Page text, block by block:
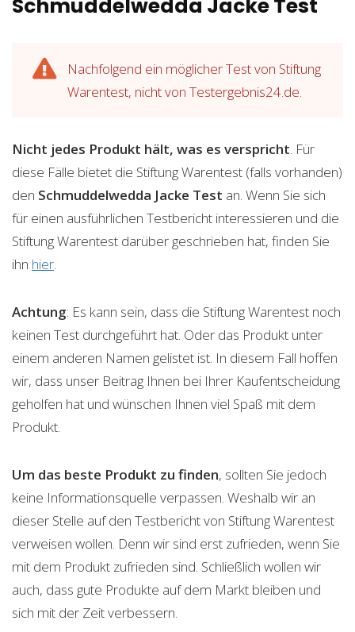
Schmuddelwedda Jacke Test
Nachfolgend ein möglicher Test von Stiftung
Warentest, nicht von Testergebnis24.de.
Nicht jedes Produkt hält, was es verspricht. Für
diese Fälle bietet die Stiftung Warentest (falls vorhanden)
den Schmuddelwedda Jacke Test an. Wenn Sie sich
für einen ausführlichen Testbericht interessieren und die
Stiftung Warentest darüber geschrieben hat, finden Sie
ihn hier.
Achtung: Es kann sein, dass die Stiftung Warentest noch
keinen Test durchgeführt hat. Oder das Produkt unter
einem anderen Namen gelistet ist. In diesem Fall hoffen
wir, dass unser Beitrag Ihnen bei Ihrer Kaufentscheidung
geholfen hat und wünschen Ihnen viel Spaß mit dem
Produkt.
Um das beste Produkt zu finden, sollten Sie jedoch
keine Informationsquelle verpassen. Weshalb wir an
dieser Stelle auf den Testbericht von Stiftung Warentest
verweisen wollen. Denn wir sind erst zufrieden, wenn Sie
mit dem Produkt zufrieden sind. Schließlich wollen wir
auch, dass gute Produkte auf dem Markt bleiben und
sich mit der Zeit verbessern.